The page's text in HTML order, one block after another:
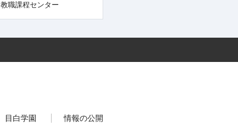
教職課程センター
目白学園 情報の公開